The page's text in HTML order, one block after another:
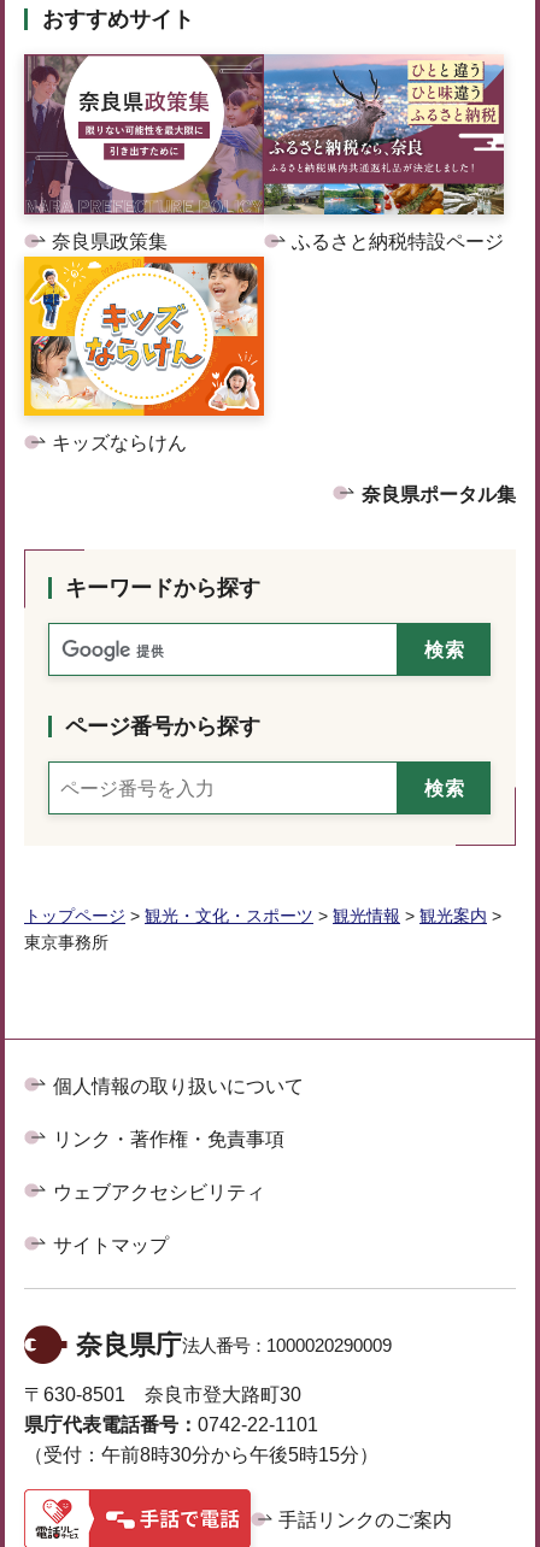
おすすめサイト
奈良県政策集 ふるさと納税特設ページ
キッズならけん
奈良県ポータル集
キーワードから探す
ページ番号から探す
トップページ > 観光・文化・スポーツ > 観光情報 > 観光案内 >
東京事務所
個人情報の取り扱いについて
リンク・著作権・免責事項
ウェブアクセシビリティ
サイトマップ
奈良県庁法人番号： 1000020290009
〒630-8501 奈良市登大路町30
県庁代表電話番号： 0742-22-1101
（受付：午前8時30分から午後5時15分）
手話リンクのご案内